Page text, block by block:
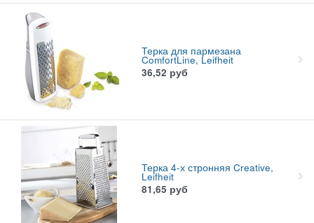
Терка для пармезана
ComfortLine, Leifheit
36,52 руб
Терка 4-х стронняя Creative,
Leifheit
81,65 руб